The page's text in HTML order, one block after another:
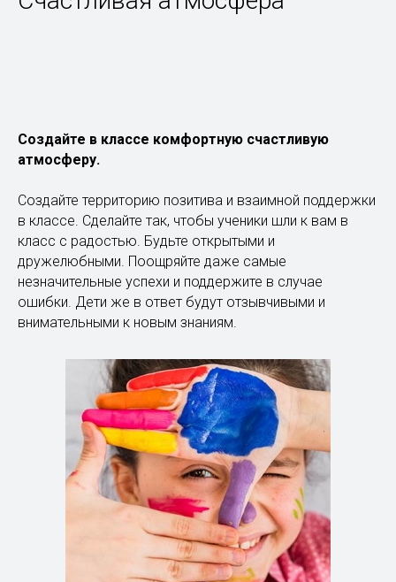
Создайте в классе комфортную счастливую
атмосферу.
Создайте территорию позитива и взаимной поддержки
в классе. Сделайте так, чтобы ученики шли к вам в
класс с радостью. Будьте открытыми и
дружелюбными. Поощряйте даже самые
незначительные успехи и поддержите в случае
ошибки. Дети же в ответ будут отзывчивыми и
внимательными к новым знаниям.